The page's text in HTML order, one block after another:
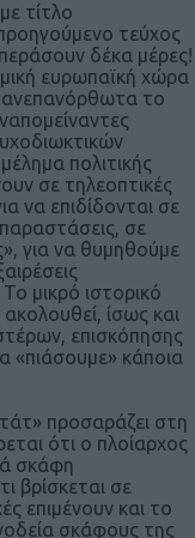
τίτλο
τεύχος
δέκα μέρες!
ευρωπαϊκή χώρα
ανεπανόρθωτα το
πολιτικής
σε τηλεοπτικές
να επιδίδονται σε
σε
για να θυμηθούμε
μικρό ιστορικό
ίσως και
επισκόπησης
«πιάσουμε» κάποια
προσαράζει στη
ότι ο πλοίαρχος
σκάφη
βρίσκεται σε
επιμένουν και το
σκάφους της